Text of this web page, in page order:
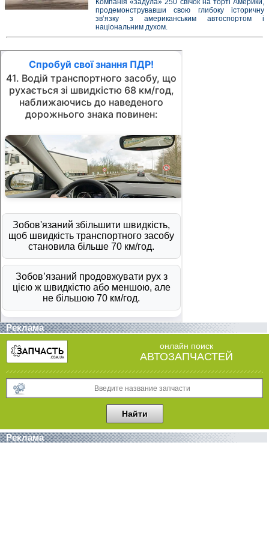
Компанія «задула» 250 свічок на торті Америки,
продемонструвавши свою глибоку історичну
зв’язку з американським автоспортом і
національним духом.
Реклама
онлайн поиск
АВТОЗАПЧАСТЕЙ
Реклама